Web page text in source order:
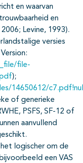
en waarvan
en
Levine, 1993).
versies
file-
);
14650612/
of generieke
PSFS, SF-12 of
aanvullend
logischer om de
een VAS